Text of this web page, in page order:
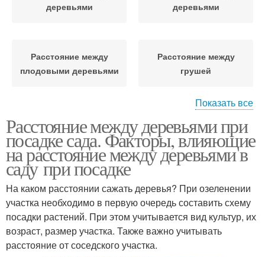
деревьями
деревьями
Расстояние между
плодовыми деревьями
Расстояние между
грушей
хвойными деревьями
Показать все
Расстояние между деревьями при
посадке сада. Факторы, влияющие
на расстояние между деревьями в
саду при посадке
На каком расстоянии сажать деревья? При озеленении
участка необходимо в первую очередь составить схему
посадки растений. При этом учитывается вид культур, их
возраст, размер участка. Также важно учитывать
расстояние от соседского участка.